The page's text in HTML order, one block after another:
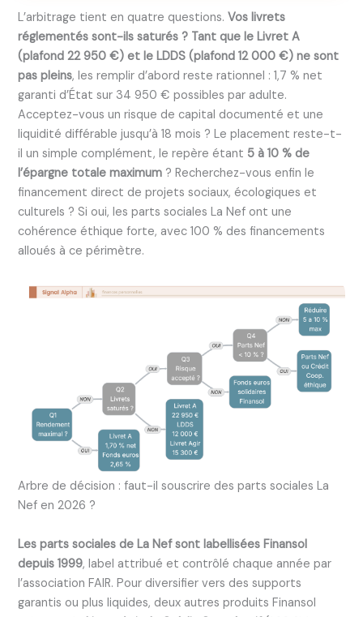
L’arbitrage tient en quatre questions.Vos livrets
réglementés sont-ils saturés ? Tant que le Livret A
(plafond 22 950 €) et le LDDS (plafond 12 000 €) ne sont
pas pleins, les remplir d’abord reste rationnel : 1,7 % net
garanti d’État sur 34 950 € possibles par adulte.
Acceptez-vous un risque de capital documenté et une
liquidité différable jusqu’à 18 mois ? Le placement reste-t-
il un simple complément, le repère étant 5 à 10 % de
l’épargne totale maximum ? Recherchez-vous enfin le
financement direct de projets sociaux, écologiques et
culturels ? Si oui, les parts sociales La Nef ont une
cohérence éthique forte, avec 100 % des financements
alloués à ce périmètre.
Arbre de décision : faut-il souscrire des parts sociales La
Nef en 2026 ?
Les parts sociales de La Nef sont labellisées Finansol
depuis 1999, label attribué et contrôlé chaque année par
l’association FAIR. Pour diversifier vers des supports
garantis ou plus liquides, deux autres produits Finansol